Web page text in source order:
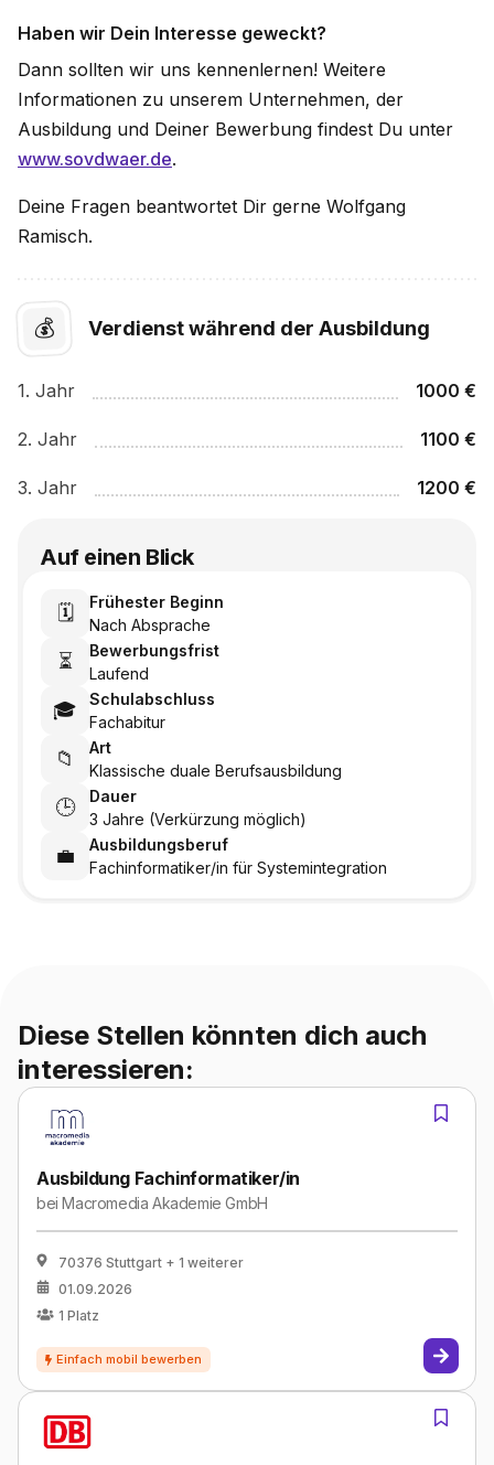
Haben wir Dein Interesse geweckt?
Dann sollten wir uns kennenlernen! Weitere
Informationen zu unserem Unternehmen, der
Ausbildung und Deiner Bewerbung findest Du unter
www.sovdwaer.de.
Deine Fragen beantwortet Dir gerne Wolfgang
Ramisch.
💰 Verdienst während der Ausbildung
1. Jahr 1000 €
2. Jahr 1100 €
3. Jahr 1200 €
Auf einen Blick
🗓️
Frühester Beginn
Nach Absprache
⏳
Bewerbungsfrist
Laufend
🎓
Schulabschluss
Fachabitur
📁
Art
Klassische duale Berufsausbildung
🕒
Dauer
3 Jahre (Verkürzung möglich)
💼
Ausbildungsberuf
Fachinformatiker/in für Systemintegration
Diese Stellen könnten dich auch
interessieren:
Ausbildung Fachinformatiker/in
beiMacromedia Akademie GmbH
70376 Stuttgart + 1 weiterer
01.09.2026
1 Platz